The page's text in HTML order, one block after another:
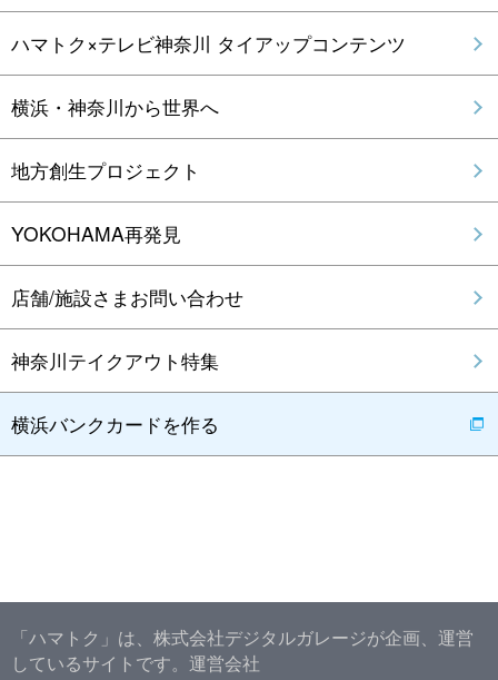
ハマトク×テレビ神奈川 タイアップコンテンツ
横浜・神奈川から世界へ
地方創生プロジェクト
YOKOHAMA再発見
店舗/施設さまお問い合わせ
神奈川テイクアウト特集
横浜バンクカードを作る
「ハマトク」は、株式会社デジタルガレージが企画、運営
しているサイトです。 運営会社